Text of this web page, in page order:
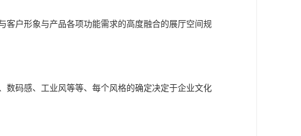
客户形象与产品各项功能需求的高度融合的展厅空间规
数码感、工业风等等、每个风格的确定决定于企业文化